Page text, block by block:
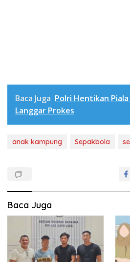
Baca Juga Polri Hentikan
Langgar Prokes
anak kampung Sepakbola
Baca Juga